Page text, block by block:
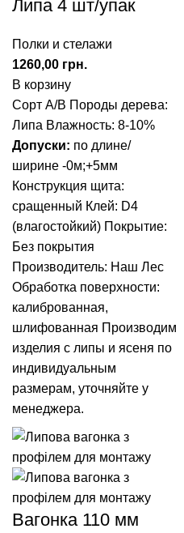
Липа 4 шт/упак
Полки и стелажи
грн.
В корзину
Сорт А/В Породы дерева:
Липа Влажность: 8-10%
Допуски: по длине/
ширине -0м;+5мм
Конструкция щита:
сращенный Клей: D4
(влагостойкий) Покрытие:
Без покрытия
Производитель: Наш Лес
Обработка поверхности:
калиброванная,
шлифованная Производим
изделия с липы и ясеня по
индивидуальным
размерам, уточняйте у
менеджера.
Вагонка 110 мм